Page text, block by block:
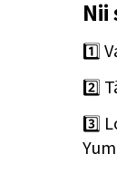
Nii
1️⃣
2️⃣
3️⃣